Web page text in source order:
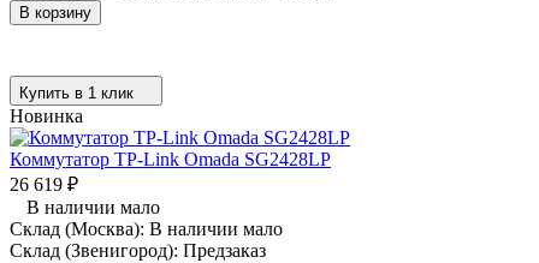
В корзину
Купить в 1 клик
Новинка
Коммутатор TP-Link Omada SG2428LP
26 619 ₽
В наличии мало
Склад (Москва): В наличии мало
Склад (Звенигород): Предзаказ